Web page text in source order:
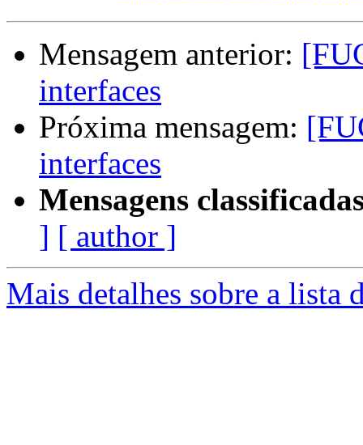
Mensagem anterior:
interfaces
Próxima mensagem:
interfaces
Mensagens
] [ author ]
Mais detalhes sobre a lista